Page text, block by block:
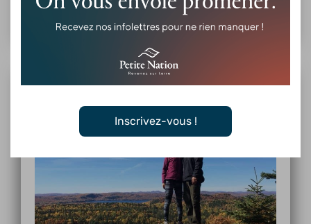
Inscrivez-vous !